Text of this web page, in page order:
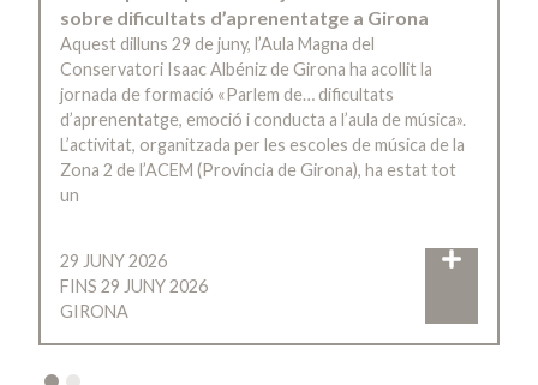
sobre dificultats d’aprenentatge a Girona
Aquest dilluns 29 de juny, l’Aula Magna del
Conservatori Isaac Albéniz de Girona ha acollit la
jornada de formació «Parlem de… dificultats
d’aprenentatge, emoció i conducta a l’aula de música».
L’activitat, organitzada per les escoles de música de la
Zona 2 de l’ACEM (Província de Girona), ha estat tot
un
29 JUNY 2026
FINS 29 JUNY 2026
GIRONA